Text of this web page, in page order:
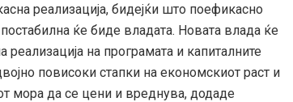
реализација, бидејќи што поефикасно
ќе биде владата. Новата влада ќе
на програмата и капиталните
повисоки стапки на економскиот раст и
мора да се цени и вреднува, додаде